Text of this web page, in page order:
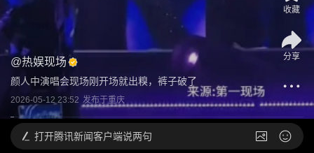
@热娱现场
颜人中演唱会现场刚开场就出糗，裤子破了
2026-05-12 23:52 发布于重庆
收藏
分享
打开腾讯新闻客户端说两句